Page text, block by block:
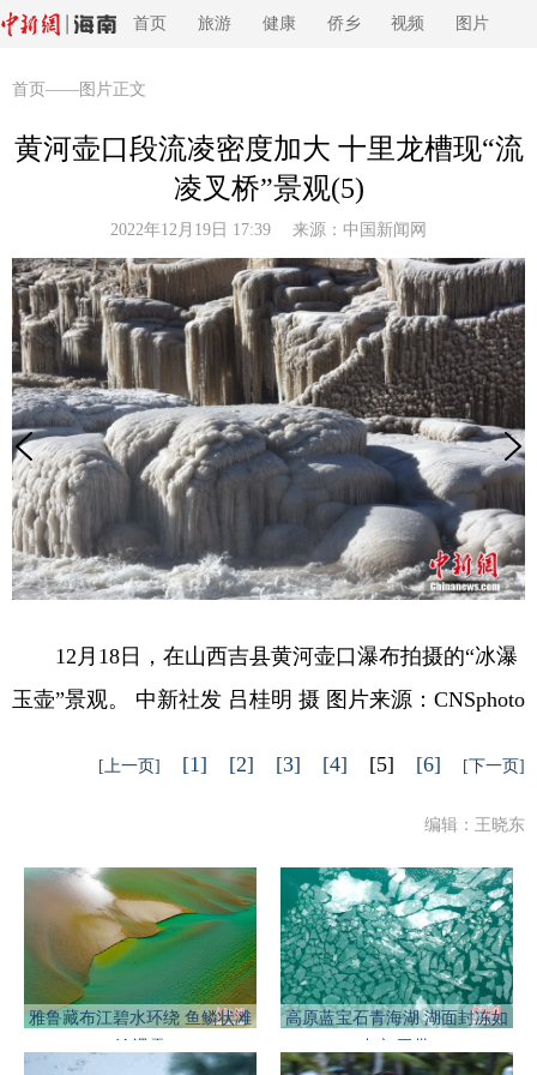
首页 旅游 健康 侨乡 视频 图片
首页 ——图片正文
黄河壶口段流凌密度加大 十里龙槽现“流
凌叉桥”景观(5)
2022年12月19日 17:39 来源： 中国新闻网
12月18日，在山西吉县黄河壶口瀑布拍摄的“冰瀑
玉壶”景观。 中新社发 吕桂明 摄 图片来源：CNSphoto
[上一页] [1] [2] [3] [4] [5] [6] [下一页]
编辑：王晓东
雅鲁藏布江碧水环绕 鱼鳞状滩
高原蓝宝石青海湖 湖面封冻如